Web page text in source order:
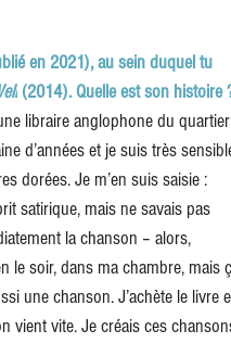
en 2021), au sein duquel tu
(2014). Quelle est son histoire
libraire anglophone du quartier
d’années et je suis très
dorées. Je m’en suis saisie :
satirique, mais ne savais pas
la chanson – alors,
le soir, dans ma chambre, mais
une chanson. J’achète le livre
vient vite. Je créais ces